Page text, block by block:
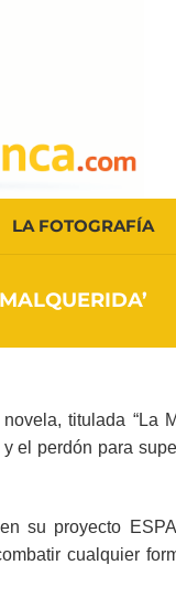
LA FOTOGRAFÍA
titulada “La
el perdón para
su proyecto
cualquier